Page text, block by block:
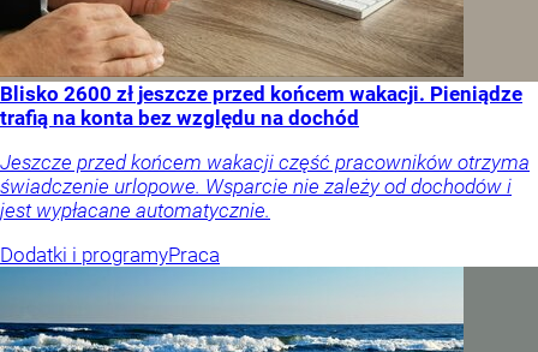
Blisko 2600 zł jeszcze przed końcem wakacji. Pieniądze
trafią na konta bez względu na dochód
Jeszcze przed końcem wakacji część pracowników otrzyma
świadczenie urlopowe. Wsparcie nie zależy od dochodów i
jest wypłacane automatycznie.
Dodatki i programyPraca